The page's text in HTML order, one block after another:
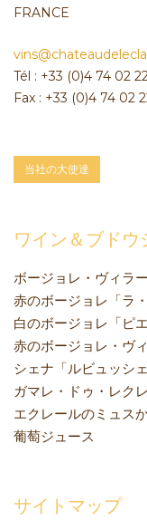
FRANCE
Tél : +33 (0)4 74 02
Fax : +33 (0)4 74 02
当社の大使達
ワイン＆ブドウ
ボージョレ・ヴィラ
赤のボージョレ「ラ
白のボージョレ「ピ
赤のボージョレ・ヴ
シェナ「ルビュッシェ
ガマレ・ドゥ・レク
エクレールのミュス
葡萄ジュース
サイトマップ